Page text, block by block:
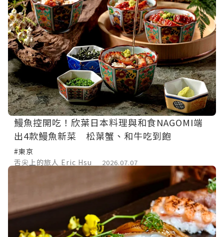
鰻魚控開吃！欣葉日本料理與和食NAGOMI端
出4款鰻魚新菜 松葉蟹、和牛吃到飽
#東京
舌尖上的旅人 Eric Hsu
2026.07.07